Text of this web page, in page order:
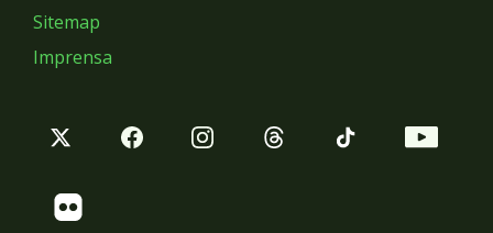
Sitemap
Imprensa